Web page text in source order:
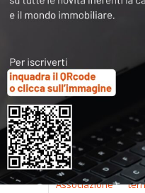
soli
Tutti i documenti
sonoa
consultare occorre
nel modulo a
Se non possiedi
oppure li hai
Associazione